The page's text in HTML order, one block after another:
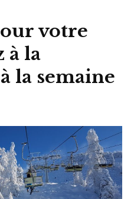
votre
à la
la semaine